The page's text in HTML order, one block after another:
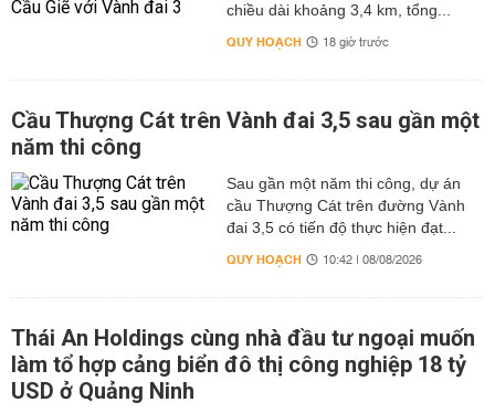
đoạn trong sinh hoạt, mà còn mang lại nhiều lợi ích thiết
thực trong quản lý công việc, bảo vệ tài sản và duy trì
Sắp xếp công việc gia đình hợp lý
Khi nắm rõ thời gian cúp điện, các hộ gia đình có thể lên
kế hoạch nấu nướng, giặt giũ hoặc sạc đầy các thiết bị
điện tử trước khi mất điện. Điều này giúp tránh tình trạng
bị động và đảm bảo sinh hoạt diễn ra suôn sẻ.
Bảo đảm an toàn và sức khỏe
Mất điện trong những ngày thời tiết khắc nghiệt có thể
gây khó chịu, đặc biệt đối với trẻ nhỏ và người cao tuổi.
Việc theo dõi lịch cúp điện Đức Hòa giúp gia đình chuẩn
bị sẵn quạt sạc, đèn năng lượng mặt trời hoặc nguồn
điện dự phòng để duy trì điều kiện sinh hoạt an toàn.
chiều dài khoảng 3,4 km, tổng...
QUY HOẠCH 18 giờ trước
Cầu Thượng Cát trên Vành đai 3,5 sau gần một
năm thi công
Sau gần một năm thi công, dự án
cầu Thượng Cát trên đường Vành
đai 3,5 có tiến độ thực hiện đạt...
QUY HOẠCH 10:42 | 08/08/2026
Thái An Holdings cùng nhà đầu tư ngoại muốn
làm tổ hợp cảng biển đô thị công nghiệp 18 tỷ
USD ở Quảng Ninh